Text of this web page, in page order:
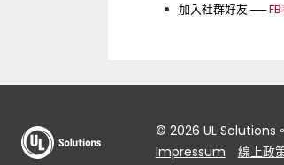
加入社群好友 ──
© 2026 UL Solutions
Impressum
線上政